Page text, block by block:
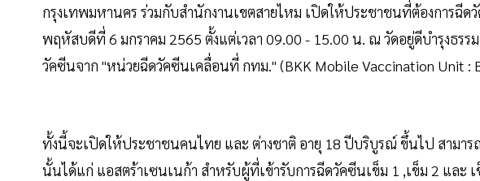
กรุงเทพมหานคร ร่วมกับสำนักงานเขตสายไหม เปิดให้ประชาชนที่ต้องการฉีด
พฤหัสบดีที่ 6 มกราคม 2565 ตั้งแต่เวลา 09.00 - 15.00 น. ณ วัดอยู่ดีบำรุงธรร
วัคซีนจาก "หน่วยฉีดวัคซีนเคลื่อนที่ กทม." (BKK Mobile Vaccination Unit :
ทั้งนี้จะเปิดให้ประชาชนคนไทย และ ต่างชาติ อายุ 18 ปีบริบูรณ์ ขึ้นไป สามาร
นั้นได้แก่ แอสตร้าเซนเนก้า สำหรับผู้ที่เข้ารับการฉีดวัคซีนเข็ม 1 ,เข็ม 2 และ